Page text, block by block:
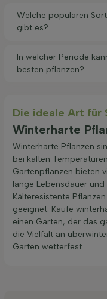
Welche populären
gibt es?
In welcher Periode
besten pflanzen?
Die ideale Art für
Winterharte
Winterharte Pflanzen
bei kalten
Gartenpflanzen bieten
lange Lebensdauer
Kälteresistente
geeignet. Kaufe
einen Garten, der das
die Vielfalt an
Garten wetterfest.